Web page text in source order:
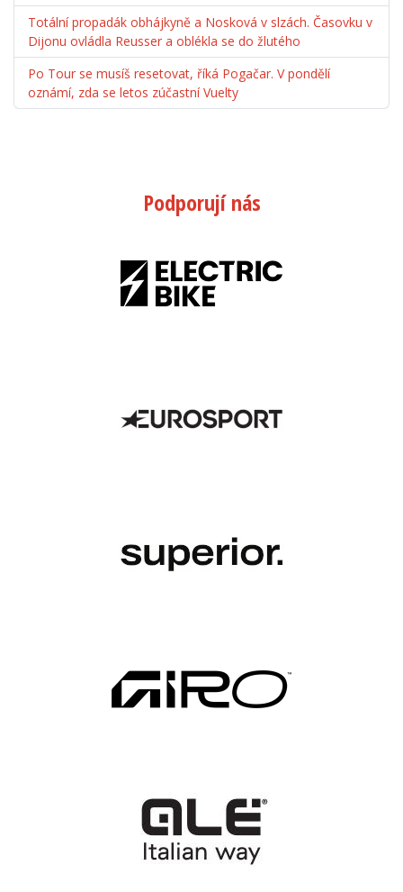
Totální propadák obhájkyně a Nosková v slzách. Časovku v
Dijonu ovládla Reusser a oblékla se do žlutého
Po Tour se musíš resetovat, říká Pogačar. V pondělí
oznámí, zda se letos zúčastní Vuelty
Podporují nás